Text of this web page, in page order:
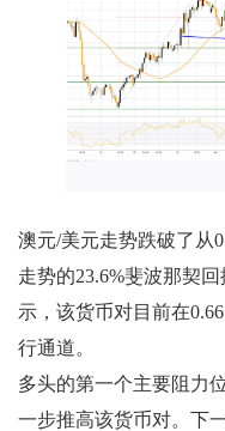
澳元/美元走势跌破了从
走势的23.6%斐波那契
示，该货币对目前在
行通道。
多头的第一个主要阻力
一步推高该货币对。下